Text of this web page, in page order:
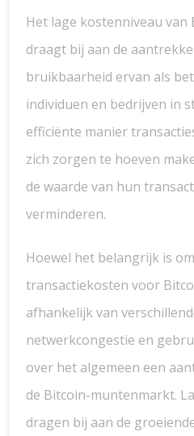
Het lage kostenniveau
draagt bij aan de
bruikbaarheid ervan als
individuen en bedrijven in
efficiënte manier
zich zorgen te hoeven
de waarde van hun
verminderen.
Hoewel het belangrijk is
transactiekosten voor
afhankelijk van
netwerkcongestie en
over het algemeen een
de Bitcoin-muntenmarkt.
dragen bij aan de